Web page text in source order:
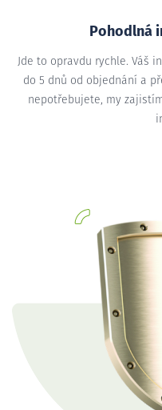
Pohodlná
Jde to opravdu rychle. Váš
do 5 dnů od objednání a
nepotřebujete, my